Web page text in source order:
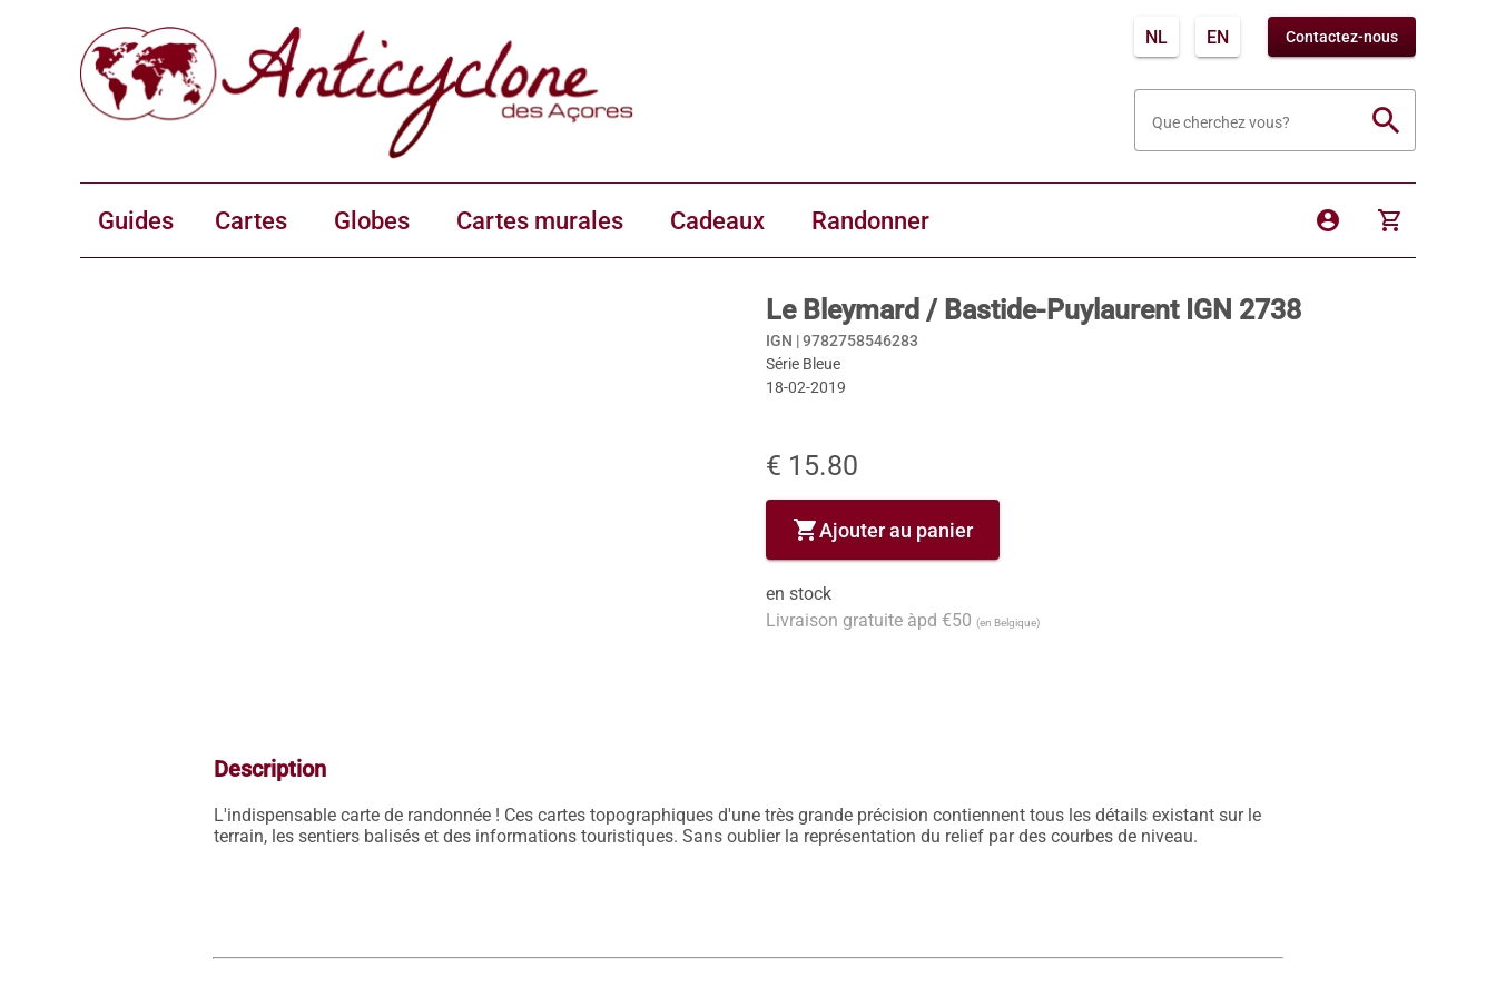
NL EN Contactez-nous
Que cherchez vous? search
Guides Cartes Globes Cartes murales Cadeaux Randonner account_circle shopping_cart
Le Bleymard / Bastide-Puylaurent IGN 2738
IGN |9782758546283
Série Bleue
18-02-2019
€ 15.80
shopping_cartAjouter au panier
en stock
Livraison gratuite àpd €50 (en Belgique)
Description
L'indispensable carte de randonnée ! Ces cartes topographiques d'une très grande précision contiennent tous les détails existant sur le
terrain, les sentiers balisés et des informations touristiques. Sans oublier la représentation du relief par des courbes de niveau.